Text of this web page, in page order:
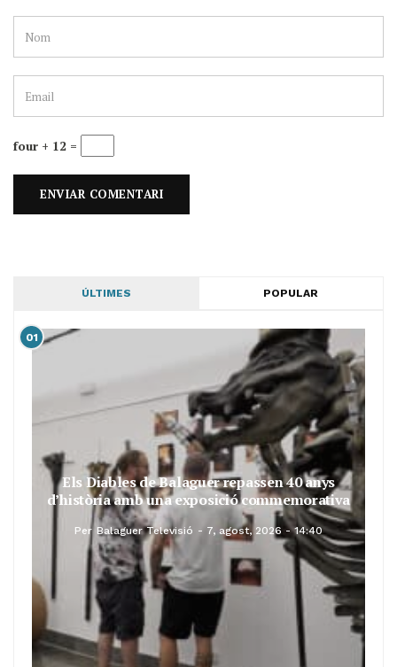
four + 12 =
ÚLTIMES POPULAR
01
Els Diables de Balaguer repassen 40 anys
d’història amb una exposició commemorativa
Per Balaguer Televisió 7, agost, 2026 - 14:40